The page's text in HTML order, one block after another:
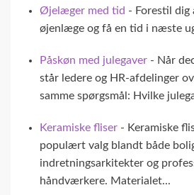
Øjelæger med tid - Forestil dig
øjenlæge og få en tid i næste
Påskøn med julegaver - Når
står ledere og HR-afdelinger
samme spørgsmål: Hvilke
Keramiske fliser - Keramiske
populært valg blandt både
indretningsarkitekter og
håndværkere. Materialet...